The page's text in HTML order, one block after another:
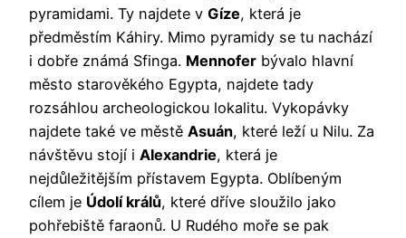
pyramidami. Ty najdete v Gíze, která je
předměstím Káhiry. Mimo pyramidy se tu nachází
i dobře známá Sfinga. Mennofer bývalo hlavní
město starověkého Egypta, najdete tady
rozsáhlou archeologickou lokalitu. Vykopávky
najdete také ve městě Asuán, které leží u Nilu. Za
návštěvu stojí i Alexandrie, která je
nejdůležitějším přístavem Egypta. Oblíbeným
cílem je Údolí králů, které dříve sloužilo jako
pohřebiště faraonů. U Rudého moře se pak